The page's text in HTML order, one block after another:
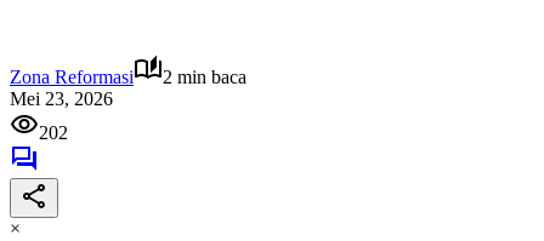
Zona Reformasi
2 min baca
Mei 23, 2026
202
×